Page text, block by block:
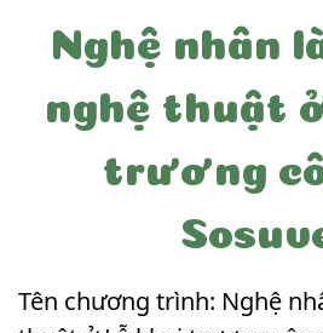
Nghệ nhân
nghệ thuật
trương
Tên chương trình: Nghệ